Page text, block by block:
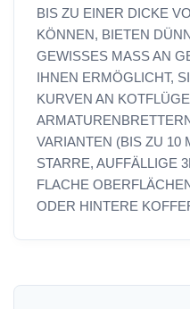
BIS ZU EINER DICKE
KÖNNEN, BIETEN
GEWISSES MASS AN
HNEN ERMÖGLICHT,
URVEN AN
RMATURENBRETTERN
ARIANTEN (BIS ZU 10
TARRE, AUFFÄLLIGE
LACHE OBERFLÄCHEN
DER HINTERE